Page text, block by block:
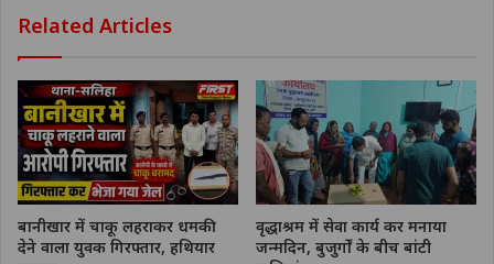
Related Articles
बानीखार में चाकू लहराकर धमकी
देने वाला युवक गिरफ्तार, हथियार
वृद्धाश्रम में सेवा कार्य कर मनाया
जन्मदिन, बुजुर्गों के बीच बांटी